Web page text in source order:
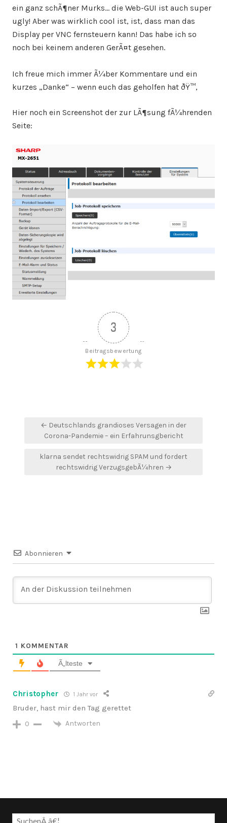
ein ganz schÃ¶ner Murks… die Web-GUI ist auch super
ugly! Aber was wirklich cool ist, ist, dass man das
Display per VNC fernsteuern kann! Das habe ich so
noch bei keinem anderen GerÃ¤t gesehen.
Ich freue mich immer Ã¼ber Kommentare und ein
kurzes „Danke“ – wenn euch das geholfen hat ðŸ™‚
Hier noch ein Screenshot der zur LÃ¶sung fÃ¼hrenden
Seite:
3
Beitragsbewertung
Beitragsnavigation
← Deutschlands grandioses Versagen in der
Corona-Pandemie – ein Erfahrunsgbericht
klarna sendet rechtswidrig SPAM und fordert
rechtswidrig VerzugsgebÃ¼hren →
Abonnieren
1 KOMMENTAR
Ã„lteste
Christopher 1 Jahr vor
Bruder, hast mir den Tag gerettet
0 Antworten
Suchen